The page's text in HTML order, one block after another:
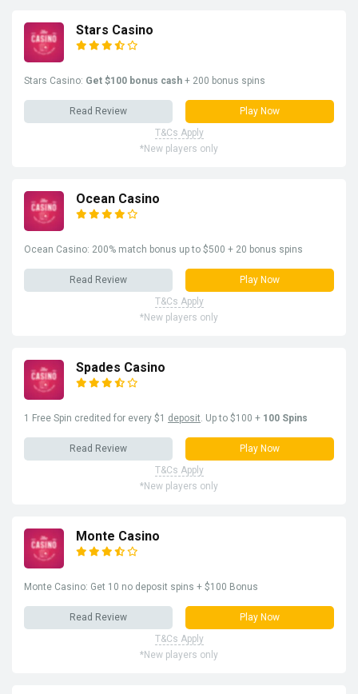
Stars Casino
Stars Casino: Get $100 bonus cash + 200 bonus spins
Read Review
Play Now
T&Cs Apply
*New players only
Ocean Casino
Ocean Casino: 200% match bonus up to $500 + 20 bonus spins
Read Review
Play Now
T&Cs Apply
*New players only
Spades Casino
1 Free Spin credited for every $1 deposit. Up to $100 + 100 Spins
Read Review
Play Now
T&Cs Apply
*New players only
Monte Casino
Monte Casino: Get 10 no deposit spins + $100 Bonus
Read Review
Play Now
T&Cs Apply
*New players only